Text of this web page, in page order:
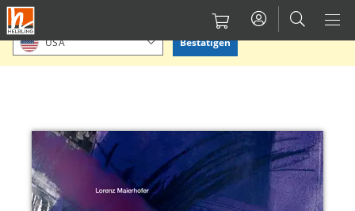
Direkt
zum
Inhalt
Bitte Standort bestätigen oder einen anderen auswählen.
USA Bestätigen